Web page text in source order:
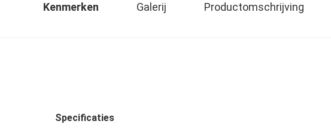
Kenmerken Galerij Productomschrijving
Specificaties